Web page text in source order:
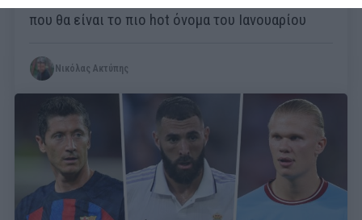
που θα είναι το πιο hοt όνομα του Ιανουαρίου
Νικόλας Ακτύπης